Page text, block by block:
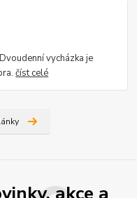
vycházka je
číst celé